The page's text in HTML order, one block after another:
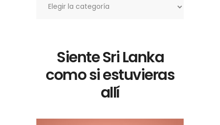
Siente Sri Lanka
como si estuvieras
allí